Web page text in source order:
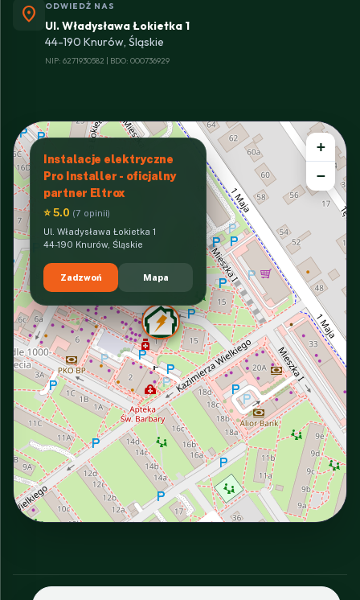
location_on ODWIEDŹ NAS
Ul. Władysława Łokietka 1
44-190 Knurów, Śląskie
NIP: 6271930582 | BDO: 000736929
Instalacje elektryczne
Pro Installer - oficjalny
partner Eltrox
⭐ 5.0 (7 opinii)
Ul. Władysława Łokietka 1
44-190 Knurów, Śląskie
Zadzwoń Mapa
+
−
INTERACTIVE VIEW